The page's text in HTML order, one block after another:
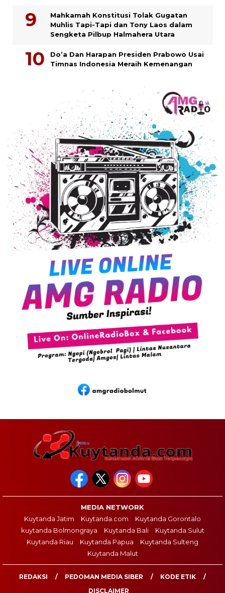
Mahkamah Konstitusi Tolak Gugatan
Muhlis Tapi-Tapi dan Tony Laos dalam
Sengketa Pilbup Halmahera Utara
Do’a Dan Harapan Presiden Prabowo Usai
Timnas Indonesia Meraih Kemenangan
MEDIA NETWORK
Kuytanda Jatim
Kuytanda.com
Kuytanda Gorontalo
kuytanda Bolmongraya
Kuytanda Bali
Kuytanda Sulut
Kuytanda Riau
Kuytanda Papua
Kuytanda Sulteng
Kuytanda Malut
REDAKSI PEDOMAN MEDIA SIBER
KODE ETIK
DISCLAIMER